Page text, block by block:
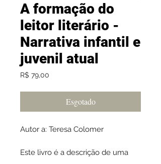
A formação do
leitor literário -
Narrativa infantil e
juvenil atual
R$ 79,00
Esgotado
Autor a: Teresa Colomer
Este livro é a descrição de uma